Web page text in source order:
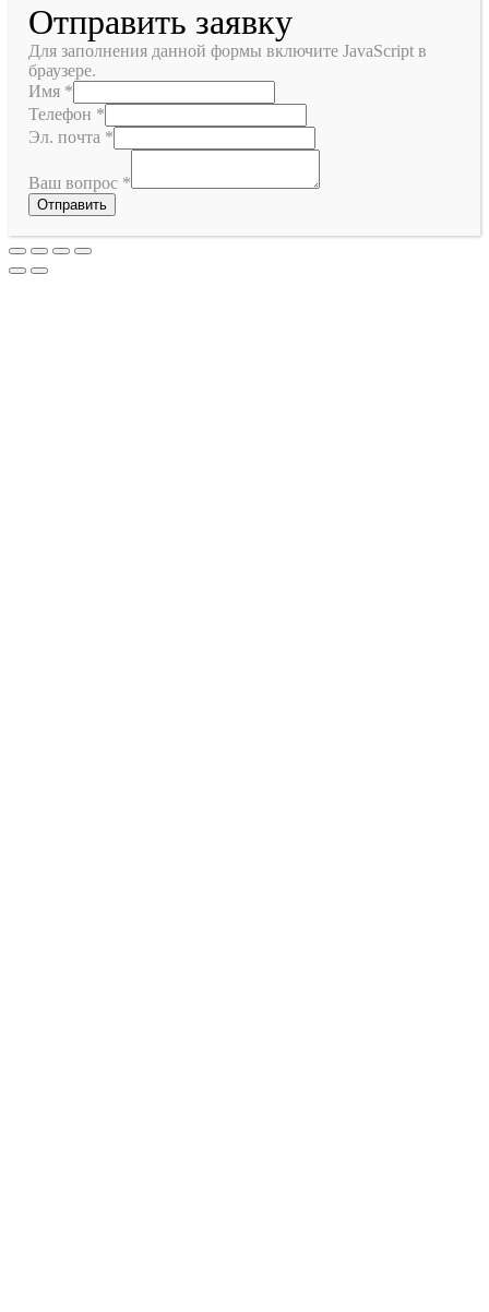
Отправить заявку
Для заполнения данной формы включите JavaScript в
браузере.
Имя *
Телефон *
Эл. почта *
Ваш вопрос *
Отправить